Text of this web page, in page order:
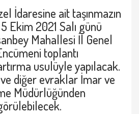
İdaresine ait taşınmazın
Ekim 2021 Salı günü
Mahallesi İl Genel
toplantı
usulüyle yapılacak.
diğer evraklar İmar ve
Müdürlüğünden